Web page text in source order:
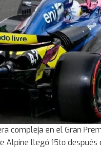
compleja en el Gran
Alpine llegó 15to